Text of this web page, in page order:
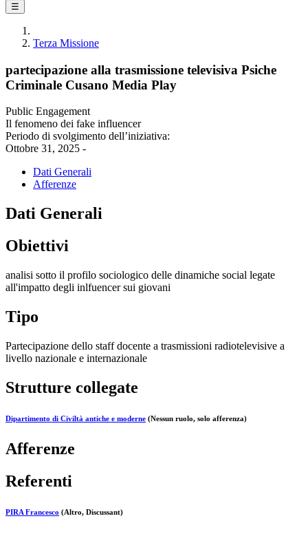
☰
Terza Missione
partecipazione alla trasmissione televisiva Psiche
Criminale Cusano Media Play
Public Engagement
Il fenomeno dei fake influencer
Periodo di svolgimento dell’iniziativa:
Ottobre 31, 2025 -
Dati Generali
Afferenze
Dati Generali
Obiettivi
analisi sotto il profilo sociologico delle dinamiche social legate
all'impatto degli inlfuencer sui giovani
Tipo
Partecipazione dello staff docente a trasmissioni radiotelevisive a
livello nazionale e internazionale
Strutture collegate
Dipartimento di Civiltà antiche e moderne (Nessun ruolo, solo afferenza)
Afferenze
Referenti
PIRA Francesco (Altro, Discussant)